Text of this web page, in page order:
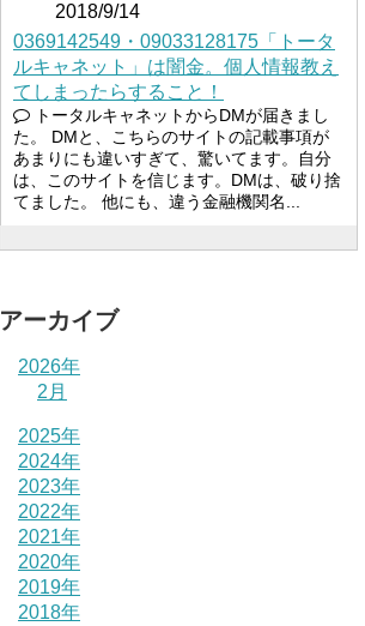
2018/9/14
0369142549・09033128175「トータ
ルキャネット」は闇金。個人情報教え
てしまったらすること！
トータルキャネットからDMが届きまし
た。 DMと、こちらのサイトの記載事項が
あまりにも違いすぎて、驚いてます。自分
は、このサイトを信じます。DMは、破り捨
てました。 他にも、違う金融機関名...
アーカイブ
2026年
2月
2025年
2024年
2023年
2022年
2021年
2020年
2019年
2018年